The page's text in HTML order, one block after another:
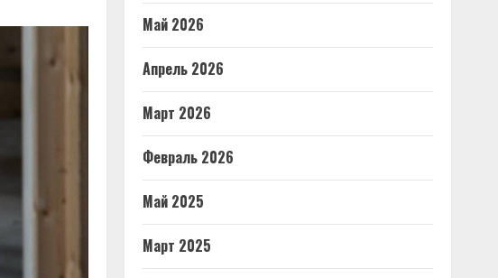
Май 2026
Апрель 2026
Март 2026
Февраль 2026
Май 2025
Март 2025